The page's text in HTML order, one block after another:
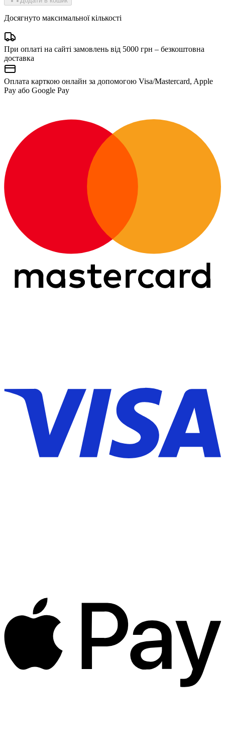
Досягнуто максимальної кількості
При оплаті на сайті замовлень від 5000 грн – безкоштовна
доставка
Оплата карткою онлайн за допомогою Visa/Mastercard, Apple
Pay або Google Pay